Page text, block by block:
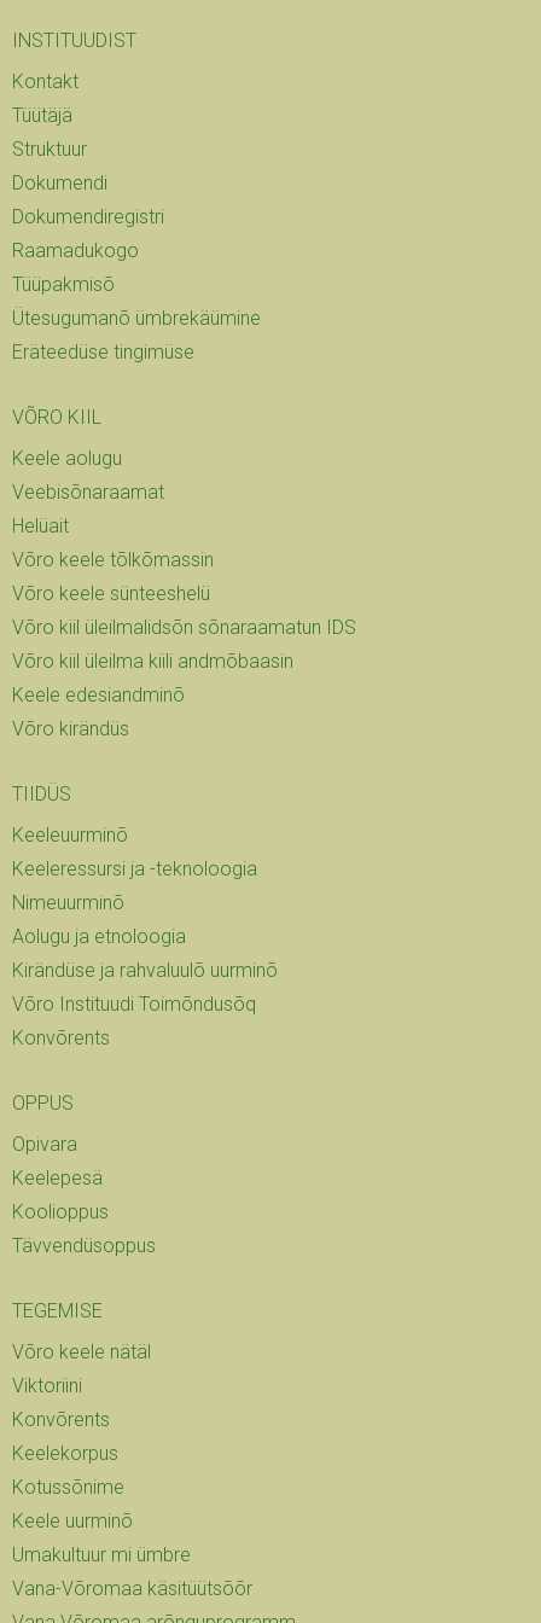
INSTITUUDIST
Kontakt
Tüütäjä
Struktuur
Dokumendi
Dokumendiregistri
Raamadukogo
Tüüpakmisõ
Ütesugumanõ ümbrekäümine
Eräteedüse tingimüse
VÕRO KIIL
Keele aolugu
Veebisõnaraamat
Helüait
Võro keele tõlkõmassin
Võro keele sünteeshelü
Võro kiil üleilmalidsõn sõnaraamatun IDS
Võro kiil üleilma kiili andmõbaasin
Keele edesiandminõ
Võro kirändüs
TIIDÜS
Keeleuurminõ
Keeleressursi ja -teknoloogia
Nimeuurminõ
Aolugu ja etnoloogia
Kirändüse ja rahvaluulõ uurminõ
Võro Instituudi Toimõndusõq
Konvõrents
OPPUS
Opivara
Keelepesä
Koolioppus
Tävvendüsoppus
TEGEMISE
Võro keele nätäl
Viktoriini
Konvõrents
Keelekorpus
Kotussõnime
Keele uurminõ
Umakultuur mi ümbre
Vana-Võromaa käsitüütsõõr